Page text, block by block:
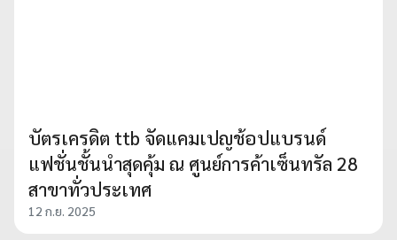
บัตรเครดิต ttb จัดแคมเปญช้อปแบรนด์
แฟชั่นชั้นนำสุดคุ้ม ณ ศูนย์การค้าเซ็นทรัล 28
สาขาทั่วประเทศ
12 ก.ย. 2025